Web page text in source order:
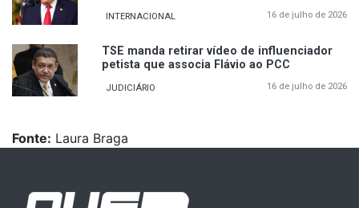
INTERNACIONAL 16 de julho de 2026
TSE manda retirar vídeo de influenciador
petista que associa Flávio ao PCC
JUDICIÁRIO 16 de julho de 2026
Fonte: Laura Braga